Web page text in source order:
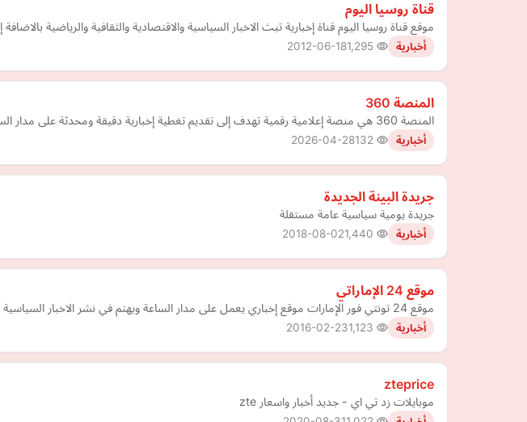
قناة روسيا اليوم
موقع قناة روسيا اليوم قناة إخبارية تبث الاخبار السياسية والاقتصادية والثقافية والرياضية
أخبارية 2012-06-18
المنصة 360
المنصة 360 هي منصة إعلامية رقمية تهدف إلى تقديم تغطية إخبارية دقيقة ومحدثة على مدار الساعة، مع التركيز على الشأن المصري والعربي والدولي، يتميز الموقع بتنوع محتواه ليلبي اهتمامات م…
أخبارية 2026-04-28
جريدة البينة الجديدة
جريدة يومية سياسية عامة مستقلة
أخبارية 2018-08-02
موقع 24 الإماراتي
موقع 24 تونتي فور الإمارات موقع إخباري يعمل على مدار الساعة ويهتم في نشر الاخبار السياسية والاقتصادية والرياضية والفن والثقافة والمجتمع واللايف ستايل والصحة.
أخبارية 2016-02-23
zteprice
موبايلات زد تي اي - جديد أخبار واسعار zte